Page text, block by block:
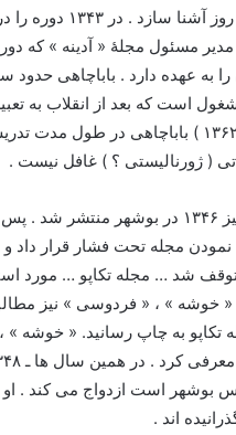
استادان ضد شعر
مسئول مجلهٔ « آدینه » که
مشغول است که بعد از انقلاب به
بازنشاندگی اجباری » نائل می‌شود . ( سال ۱۳۶۲
( ژورنالیستی ؟ ) غافل نیست .
مجله تکاپو به سردبیری علی باباچاهی در
نمودن مجله تحت فشار قرار
متوقف شد … مجله تکاپو … مورد
خوشه » ، « فردوسی » نیز
به چاپ رسانید. « خوشه »
بوشهر است ازدواج می کند .
اند .